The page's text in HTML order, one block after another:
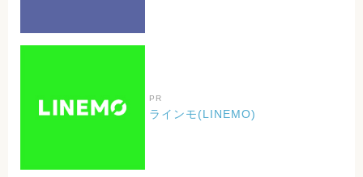
PR
ラインモ(LINEMO)